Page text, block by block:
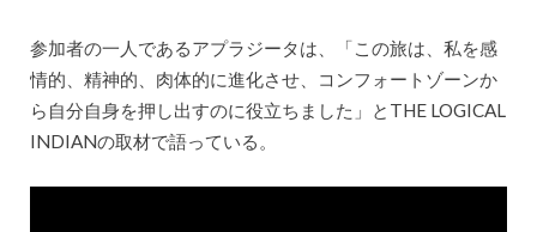
参加者の一人であるアプラジータは、「この旅は、私を感
情的、精神的、肉体的に進化させ、コンフォートゾーンか
ら自分自身を押し出すのに役立ちました」とTHE LOGICAL
INDIANの取材で語っている。